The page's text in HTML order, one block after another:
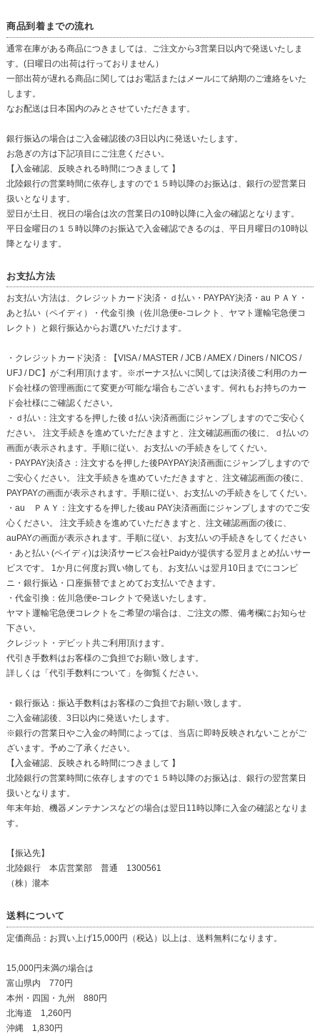
商品到着までの流れ
通常在庫がある商品につきましては、ご注文から3営業日以内で発送いたしま
す。(日曜日の出荷は行っておりません）
一部出荷が遅れる商品に関してはお電話またはメールにて納期のご連絡をいた
します。
なお配送は日本国内のみとさせていただきます。
銀行振込の場合はご入金確認後の3日以内に発送いたします。
お急ぎの方は下記項目にご注意ください。
【入金確認、反映される時間につきまして 】
北陸銀行の営業時間に依存しますので１５時以降のお振込は、銀行の翌営業日
扱いとなります。
翌日が土日、祝日の場合は次の営業日の10時以降に入金の確認となります。
平日金曜日の１５時以降のお振込で入金確認できるのは、平日月曜日の10時以
降となります。
お支払方法
お支払い方法は、クレジットカード決済・ｄ払い・PAYPAY決済・au ＰＡＹ・
あと払い（ペイディ）・代金引換（佐川急便e-コレクト、ヤマト運輸宅急便コ
レクト）と銀行振込からお選びいただけます。
・クレジットカード決済：【VISA / MASTER / JCB / AMEX / Diners / NICOS /
UFJ / DC】がご利用頂けます。※ボーナス払いに関しては決済後ご利用のカー
ド会社様の管理画面にて変更が可能な場合もございます。何れもお持ちのカー
ド会社様にご確認ください。
・ｄ払い：注文するを押した後ｄ払い決済画面にジャンプしますのでご安心く
ださい。 注文手続きを進めていただきますと、注文確認画面の後に、ｄ払いの
画面が表示されます。手順に従い、お支払いの手続きをしてくだい。
・PAYPAY決済さ：注文するを押した後PAYPAY決済画面にジャンプしますので
ご安心ください。 注文手続きを進めていただきますと、注文確認画面の後に、
PAYPAYの画面が表示されます。手順に従い、お支払いの手続きをしてくだい。
・au ＰＡＹ：注文するを押した後au PAY決済画面にジャンプしますのでご安
心ください。 注文手続きを進めていただきますと、注文確認画面の後に、
auPAYの画面が表示されます。手順に従い、お支払いの手続きをしてください
・あと払い (ペイディ)は決済サービス会社Paidyが提供する翌月まとめ払いサー
ビスです。 1か月に何度お買い物しても、お支払いは翌月10日までにコンビ
ニ・銀行振込・口座振替でまとめてお支払いできます。
・代金引換：佐川急便e-コレクトで発送いたします。
ヤマト運輸宅急便コレクトをご希望の場合は、ご注文の際、備考欄にお知らせ
下さい。
クレジット・デビット共ご利用頂けます。
代引き手数料はお客様のご負担でお願い致します。
詳しくは「 代引手数料について 」を御覧ください。
・銀行振込：振込手数料はお客様のご負担でお願い致します。
ご入金確認後、3日以内に発送いたします。
※銀行の営業日やご入金の時間によっては、当店に即時反映されないことがご
ざいます。予めご了承ください。
【入金確認、反映される時間につきまして 】
北陸銀行の営業時間に依存しますので１５時以降のお振込は、銀行の翌営業日
扱いとなります。
年末年始、機器メンテナンスなどの場合は翌日11時以降に入金の確認となりま
す。
【振込先】
北陸銀行 本店営業部 普通 1300561
（株）瀧本
送料について
定価商品：お買い上げ15,000円（税込）以上は、送料無料になります。
15,000円未満の場合は
富山県内 770円
本州・四国・九州 880円
北海道 1,260円
沖縄 1,830円